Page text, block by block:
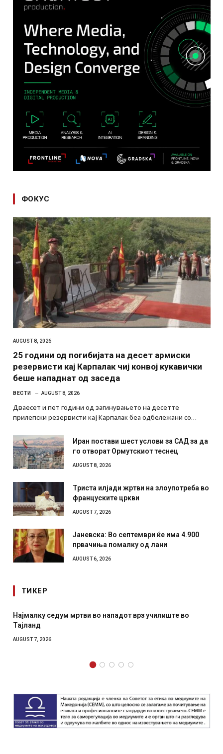
ФОКУС
AUGUST 8, 2026
25 години од погибијата на десет армиски
резервисти кај Карпалак чиј конвој кукавички
беше нападнат од заседа
ВЕСТИ AUGUST 8, 2026
Дваесет и пет години од загинувањето на десетте
прилепски резервисти кај Карпалак беа одбележани со…
Иран постави шест услови за САД за да
го отворат Ормутскиот теснец
AUGUST 8, 2026
Триста илјади жртви на злоупотреба во
француските цркви
AUGUST 7, 2026
Јаневска: Во септември ќе има 4.900
првачиња помалку од лани
AUGUST 6, 2026
ТИКЕР
Најмалку седум мртви во нападот врз училиште во
Тајланд
AUGUST 7, 2026